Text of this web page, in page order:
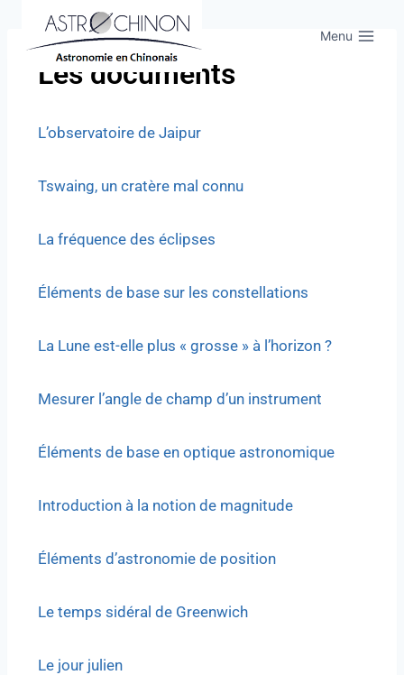
Menu
Les documents
L’observatoire de Jaipur
Tswaing, un cratère mal connu
La fréquence des éclipses
Éléments de base sur les constellations
La Lune est-elle plus « grosse » à l’horizon ?
Mesurer l’angle de champ d’un instrument
Éléments de base en optique astronomique
Introduction à la notion de magnitude
Éléments d’astronomie de position
Le temps sidéral de Greenwich
Le jour julien